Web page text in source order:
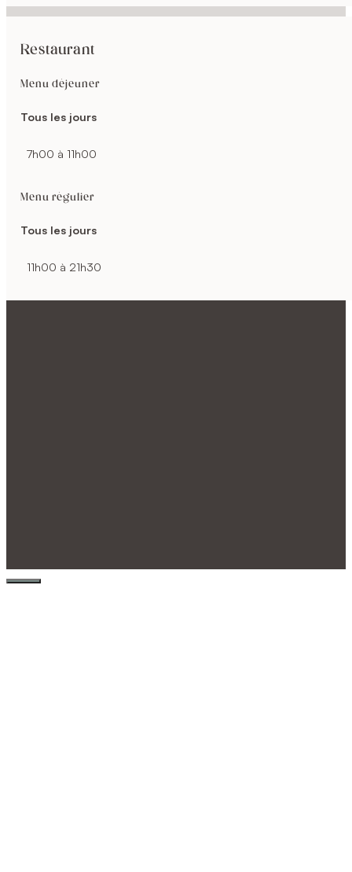
Restaurant
Menu déjeuner
Tous les jours
7h00 à 11h00
Menu régulier
Tous les jours
11h00 à 21h30